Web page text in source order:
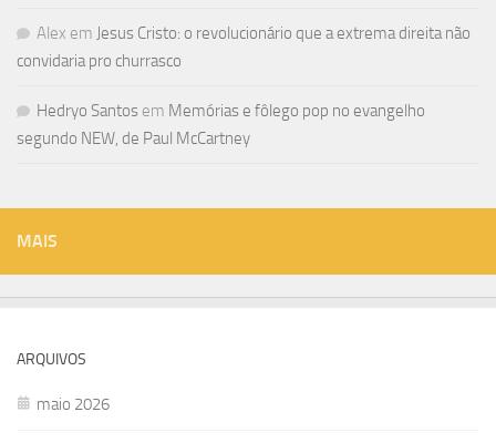
Alex em Jesus Cristo: o revolucionário que a extrema direita não
convidaria pro churrasco
Hedryo Santos em Memórias e fôlego pop no evangelho
segundo NEW, de Paul McCartney
MAIS
ARQUIVOS
maio 2026